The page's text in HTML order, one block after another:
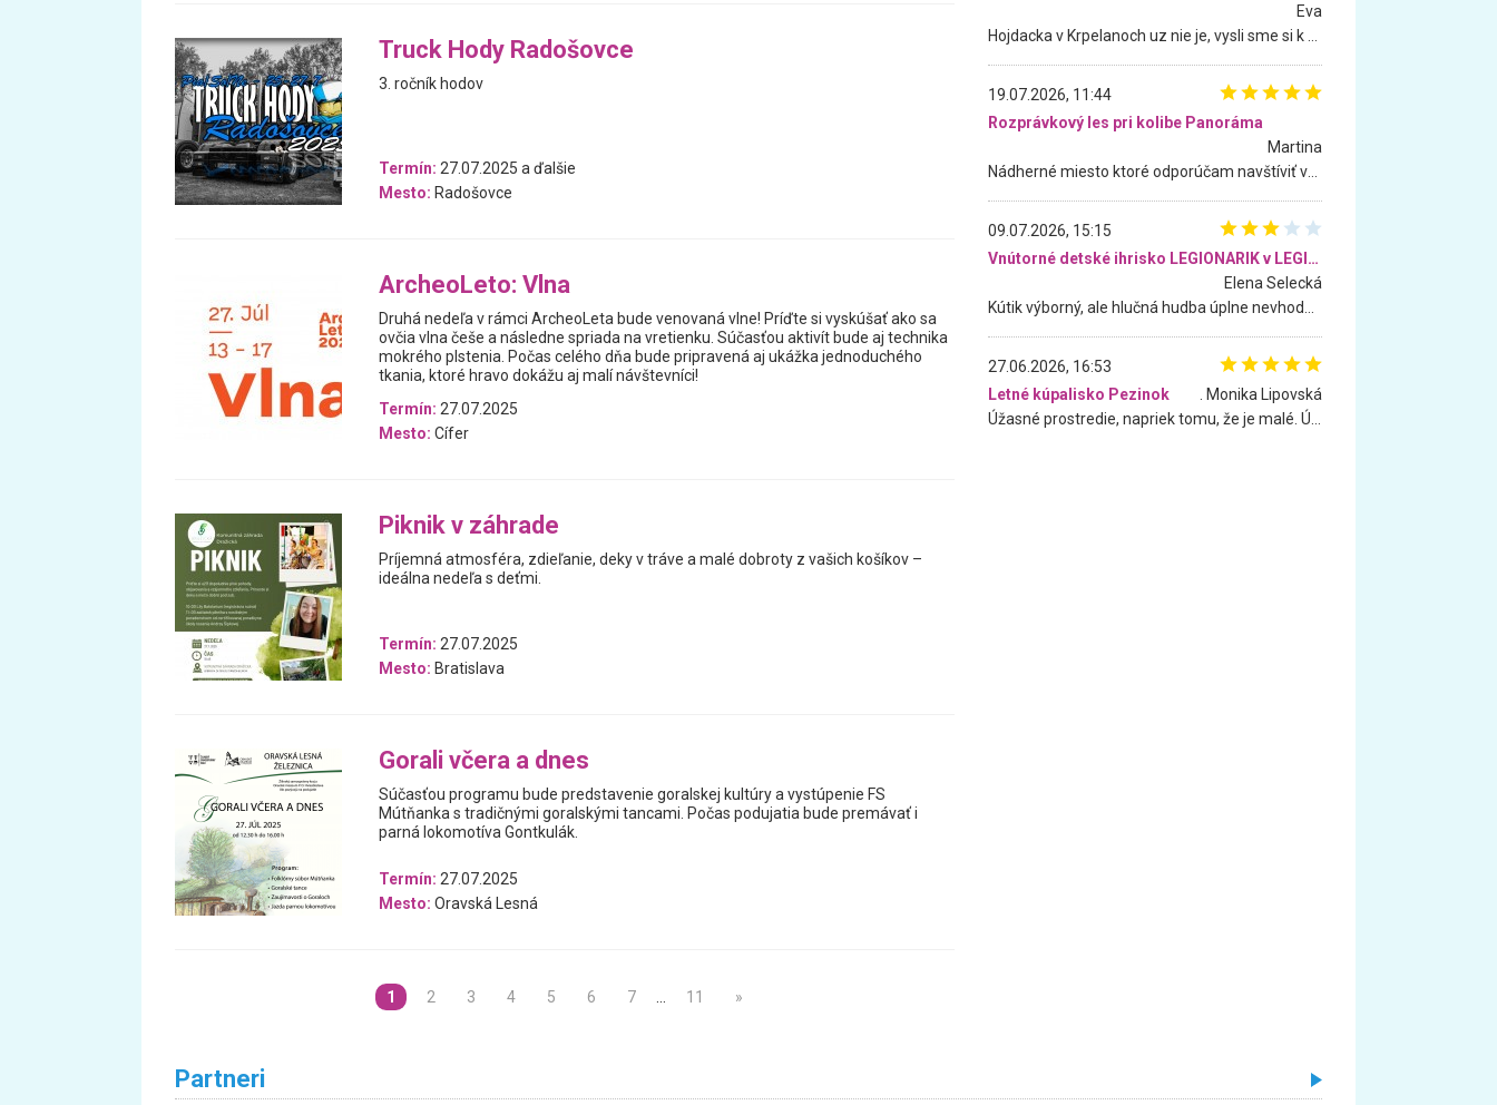
Truck Hody Radošovce
3. ročník hodov
Termín: 27.07.2025 a ďalšie
Mesto: Radošovce
ArcheoLeto: Vlna
Druhá nedeľa v rámci ArcheoLeta bude venovaná vlne! Príďte si vyskúšať ako sa
ovčia vlna češe a následne spriada na vretienku. Súčasťou aktivít bude aj technika
mokrého plstenia. Počas celého dňa bude pripravená aj ukážka jednoduchého
tkania, ktoré hravo dokážu aj malí návštevníci!
Termín: 27.07.2025
Mesto: Cífer
Piknik v záhrade
Príjemná atmosféra, zdieľanie, deky v tráve a malé dobroty z vašich košíkov –
ideálna nedeľa s deťmi.
Termín: 27.07.2025
Mesto: Bratislava
Gorali včera a dnes
Súčasťou programu bude predstavenie goralskej kultúry a vystúpenie FS
Mútňanka s tradičnými goralskými tancami. Počas podujatia bude premávať i
parná lokomotíva Gontkulák.
Termín: 27.07.2025
Mesto: Oravská Lesná
1 2 3 4 5 6 7 11 »
Eva
19.07.2026, 11:44
Rozprávkový les pri kolibe Panoráma
Martina
09.07.2026, 15:15
Vnútorné detské ihrisko LEGIONARIK v LEGIA Fitness
Elena Selecká
27.06.2026, 16:53
Letné kúpalisko Pezinok
. Monika Lipovská
Partneri